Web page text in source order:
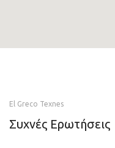
El Greco Texnes
Συχνές Ερωτήσεις